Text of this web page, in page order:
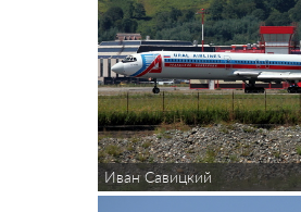
Иван Савицкий